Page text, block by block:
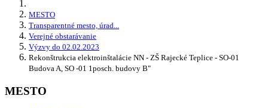
MESTO
Transparentné mesto, úrad...
Verejné obstarávanie
Výzvy do 02.02.2023
Rekonštrukcia elektroinštalácie NN - ZŠ Rajecké Teplice - SO-01
Budova A, SO -01 1posch. budovy B"
MESTO